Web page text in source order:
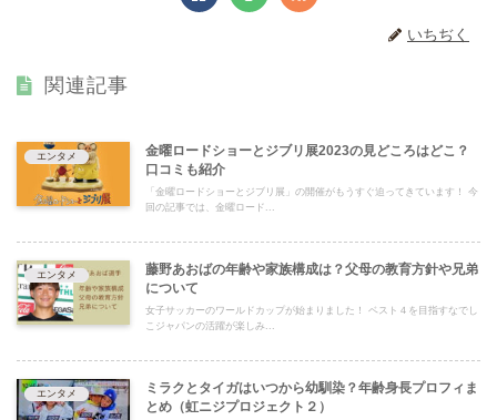
いちぢく
関連記事
エンタメ
金曜ロードショーとジブリ展2023の見どころはどこ？
口コミも紹介
「金曜ロードショーとジブリ展」の開催がもうすぐ迫ってきています！ 今
回の記事では、金曜ロード...
エンタメ
藤野あおばの年齢や家族構成は？父母の教育方針や兄弟
について
女子サッカーのワールドカップが始まりました！ ベスト４を目指すなでし
こジャパンの活躍が楽しみ...
エンタメ
ミラクとタイガはいつから幼馴染？年齢身長プロフィま
とめ（虹ニジプロジェクト２）